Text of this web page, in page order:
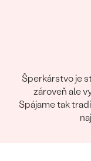
Šperkárstvo je
zároveň ale
Spájame tak